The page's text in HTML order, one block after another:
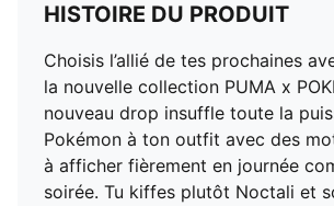
HISTOIRE DU PRODUIT
Choisis l’allié de tes prochaines
la nouvelle collection PUMA x
nouveau drop insuffle toute la
Pokémon à ton outfit avec des
à afficher fièrement en journée
soirée. Tu kiffes plutôt Noctali et